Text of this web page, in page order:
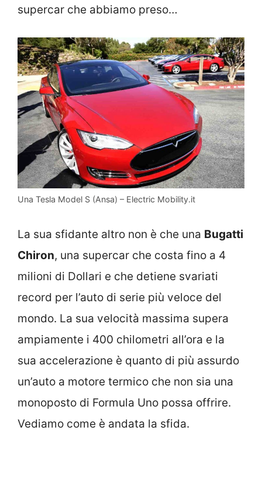
supercar che abbiamo preso…
Una Tesla Model S (Ansa) – Electric Mobility.it
La sua sfidante altro non è che una Bugatti
Chiron, una supercar che costa fino a 4
milioni di Dollari e che detiene svariati
record per l’auto di serie più veloce del
mondo. La sua velocità massima supera
ampiamente i 400 chilometri all’ora e la
sua accelerazione è quanto di più assurdo
un’auto a motore termico che non sia una
monoposto di Formula Uno possa offrire.
Vediamo come è andata la sfida.